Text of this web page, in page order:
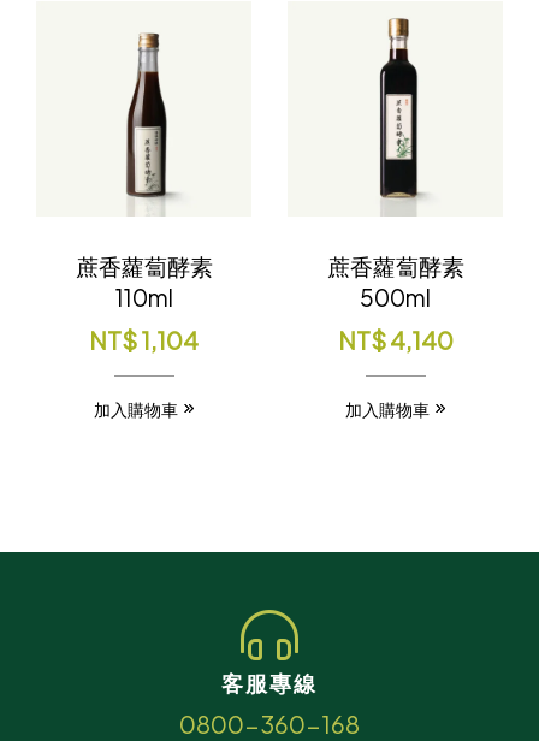
蔗香蘿蔔酵素
110ml
NT$1,104
加入購物車
蔗香蘿蔔酵素
500ml
NT$4,140
加入購物車
客服專線
0800-360-168